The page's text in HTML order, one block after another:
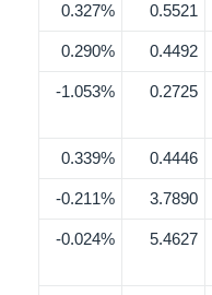
0.5521
0.327%
0.4492
0.290%
0.2725
1.053%-
0.4446
0.339%
3.7890
0.211%-
5.4627
0.024%-